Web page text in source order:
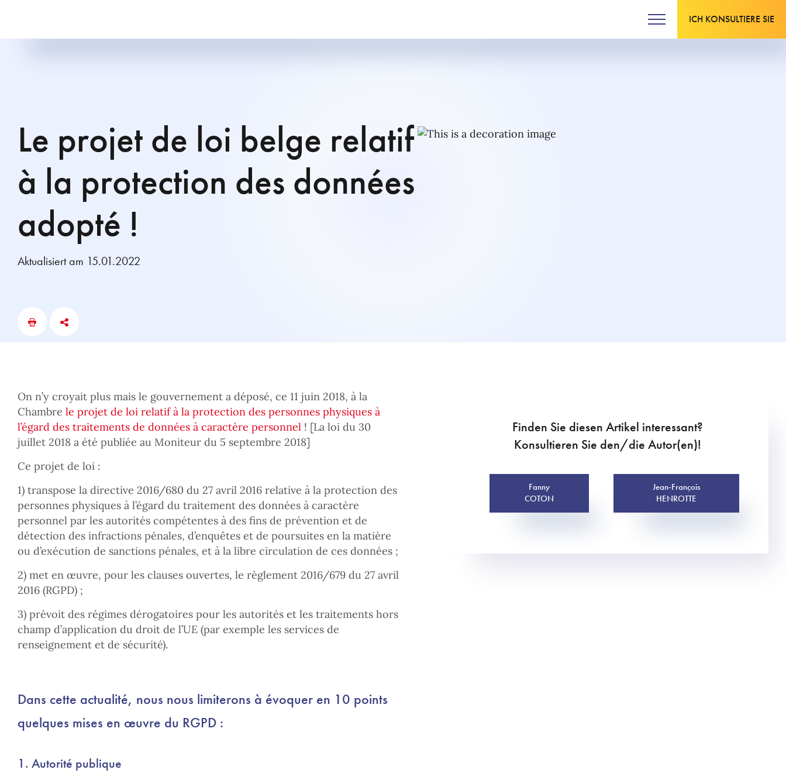
ICH KONSULTIERE SIE
Le projet de loi belge relatif
à la protection des données
adopté !
Aktualisiert am 15.01.2022
On n’y croyait plus mais le gouvernement a déposé, ce 11 juin 2018, à la
Chambre le projet de loi relatif à la protection des personnes physiques à
l’égard des traitements de données à caractère personnel ! [La loi du 30
juillet 2018 a été publiée au Moniteur du 5 septembre 2018]
Ce projet de loi :
1) transpose la directive 2016/680 du 27 avril 2016 relative à la protection des
personnes physiques à l’égard du traitement des données à caractère
personnel par les autorités compétentes à des fins de prévention et de
détection des infractions pénales, d’enquêtes et de poursuites en la matière
ou d’exécution de sanctions pénales, et à la libre circulation de ces données ;
2) met en œuvre, pour les clauses ouvertes, le règlement 2016/679 du 27 avril
2016 (RGPD) ;
3) prévoit des régimes dérogatoires pour les autorités et les traitements hors
champ d’application du droit de l’UE (par exemple les services de
renseignement et de sécurité).
Dans cette actualité, nous nous limiterons à évoquer en 10 points
quelques mises en œuvre du RGPD :
1. Autorité publique
Finden Sie diesen Artikel interessant?
Konsultieren Sie den/die Autor(en)!
Fanny
COTON
Jean-François
HENROTTE